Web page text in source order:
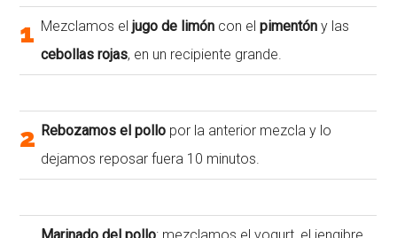
1 Mezclamos eljugo de limón con elpimentón y las
cebollas rojas, en un recipiente grande.
2 Rebozamos el pollo por la anterior mezcla y lo
dejamos reposar fuera 10 minutos.